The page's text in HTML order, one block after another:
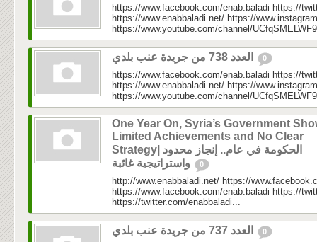
https://www.facebook.com/enab.baladi https://
https://www.enabbaladi.net/ https://
https://www.youtube.com/channel/
0
https://www.facebook.com/enab.baladi https://
https://www.enabbaladi.net/ https://
https://www.youtube.com/channel/
One Year On, Syria’s Government
Limited Achievements and No Clear
Strategy| الحكومة في عام.. إنجاز محدود
0
http://www.enabbaladi.net/ https://
https://www.facebook.com/enab.baladi https://
https://twitter.com/enabbaladi...
0